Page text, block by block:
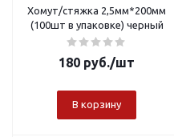
Хомут/стяжка 2,5мм*200мм
(100шт в упаковке) черный
180 руб./шт
В корзину